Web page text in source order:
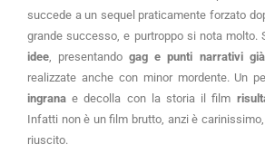
succede a un sequel praticamente forzato
grande successo, e purtroppo si nota molto.
idee, presentandogag e punti narrativi
realizzate anche con minor mordente. Un
ingrana e decolla con la storia il film
Infatti non è un film brutto, anzi è
riuscito.